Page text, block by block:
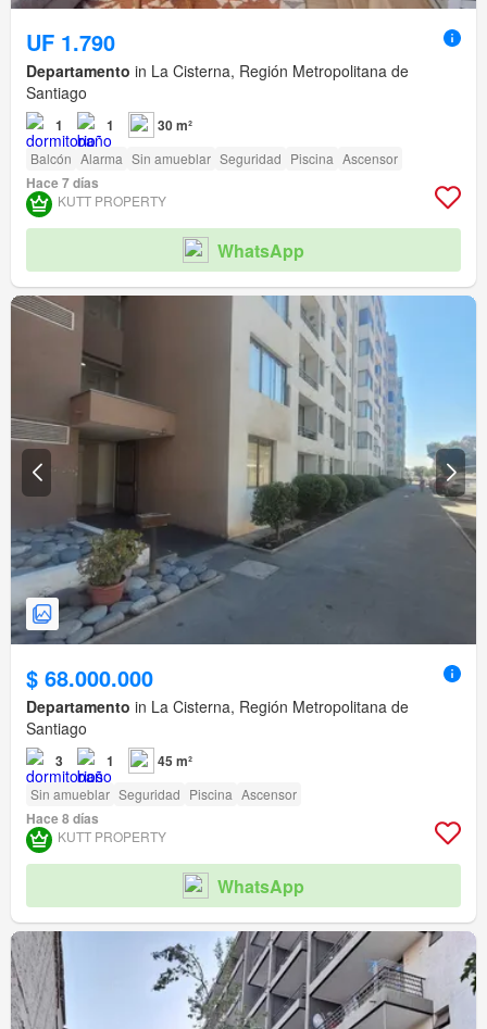
UF 1.790
Departamento in La Cisterna, Región Metropolitana de
Santiago
1 1 30 m²
Balcón Alarma Sin amueblar Seguridad Piscina Ascensor
Hace 7 días
KUTT PROPERTY
WhatsApp
$ 68.000.000
Departamento in La Cisterna, Región Metropolitana de
Santiago
3 1 45 m²
Sin amueblar Seguridad Piscina Ascensor
Hace 8 días
KUTT PROPERTY
WhatsApp